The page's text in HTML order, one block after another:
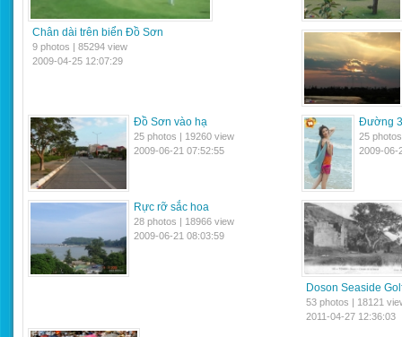
Chân dài trên biển Đồ Sơn
9 photos | 85294 view
2009-04-25 12:07:29
Đồ Sơn vào hạ
25 photos | 19260 view
2009-06-21 07:52:55
Đường
25
2009-06-
Rực rỡ sắc hoa
28 photos | 18966 view
2009-06-21 08:03:59
Doson Seaside
53 photos | 18121
2011-04-27 12:36:03